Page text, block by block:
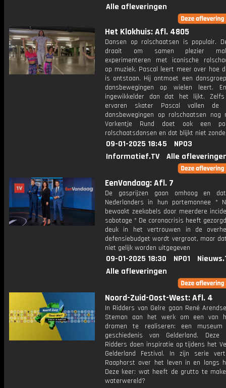
Alle afleveringen
Het Klokhuis: Afl. 4805
Dansen op rolschaatsen is populair.
draait om samen plezier
experimenteren met iconische
op muziek. Pascal leert meer over hoe
is ontstaan. Hij ontmoet een
dansbewegingen op wielen leert.
ingewikkelder dan dat het lijkt.
ervaren skater Pascal vallen de
dansbewegingen op rolschaatsen nog
Varkentje Rund doet ook een
rolschaatsdansen en dat blijkt niet
09-01-2025 18:45
NPO3
Informatief.TV
Alle
EenVandaag: Afl. 7
De gasprijzen gaan omhoog en
Nederlanders in hun portemonnee *
bewaakt zeekabels door meerdere
sabotage * De coronacrisis heeft
deuk in het vertrouwen in de
defensiebudget wordt vergroot, maar
niet gelijk worden uitgegeven
09-01-2025 18:30 NPO1
Alle afleveringen
Noord-Zuid-Oost-West: Afl. 4
In Ridders van Gelre gaan René
Steman aan het werk om een van
dromen te realiseren: een
geschiedenis van Gelderland.
Ridders doen inspiratie op tijdens het
Gelderland Festival. In zijn serie
Raaphorst over het leven in en langs
Deze keer: wat heeft de grutto te
waterwereld?